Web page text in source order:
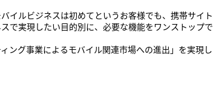
ルビジネスは初めてというお客様でも、携帯サイ
実現したい目的別に、必要な機能をワンストップ
グ事業によるモバイル関連市場への進出」を実現し